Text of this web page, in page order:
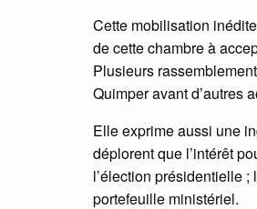
Cette mobilisation
de cette chambre à
Plusieurs
Quimper avant d’autres
Elle exprime aussi une
déplorent que l’intérêt
l’élection présidentielle ;
portefeuille ministériel.